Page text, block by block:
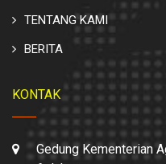
TENTANG KAMI
BERITA
KONTAK
Gedung Kementerian